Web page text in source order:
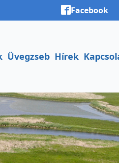
Facebook
Üvegzseb Hírek